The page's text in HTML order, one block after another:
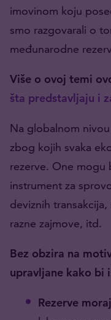
imovinom koju
smo razgovarali o
međunarodne
Više o ovoj temi
šta predstavljaju i
Na globalnom
zbog kojih svaka
rezerve. One
instrument za
deviznih
razne zajmove, itd.
Bez obzira na
upravljane kako bi
Rezerve